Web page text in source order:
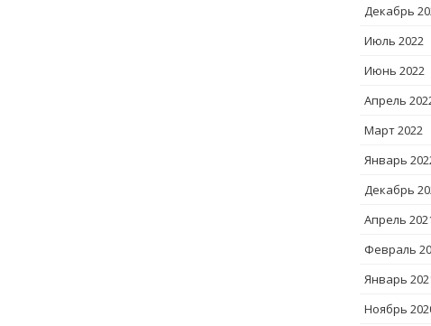
Декабрь
Июль 2022
Июнь 2022
Апрель
Март 2022
Январь
Декабрь
Апрель
Февраль
Январь
Ноябрь